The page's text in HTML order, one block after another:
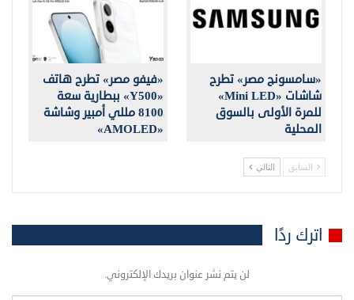
«سامسونج مصر» تطرح
شاشات «Mini LED»
للمرة الأولى بالسوق
المحلية
«فيفو مصر» تطرح هاتف
«Y500» ببطارية سعة
8100 مللي أمبير وشاشة
«AMOLED»
السابق التالي
اترك ردًا
لن يتم نشر عنوان بريدك الإلكتروني.